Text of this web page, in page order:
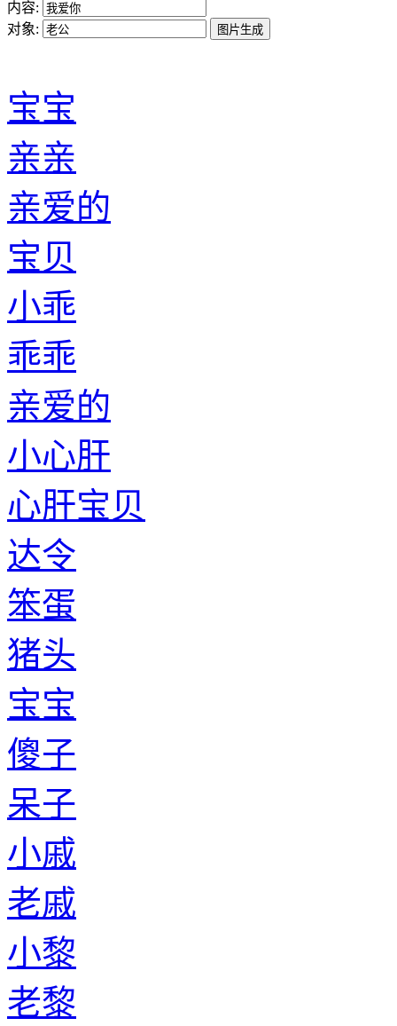
内容:
对象:
宝宝
亲亲
亲爱的
宝贝
小乖
乖乖
亲爱的
小心肝
心肝宝贝
达令
笨蛋
猪头
宝宝
傻子
呆子
小戚
老戚
小黎
老黎